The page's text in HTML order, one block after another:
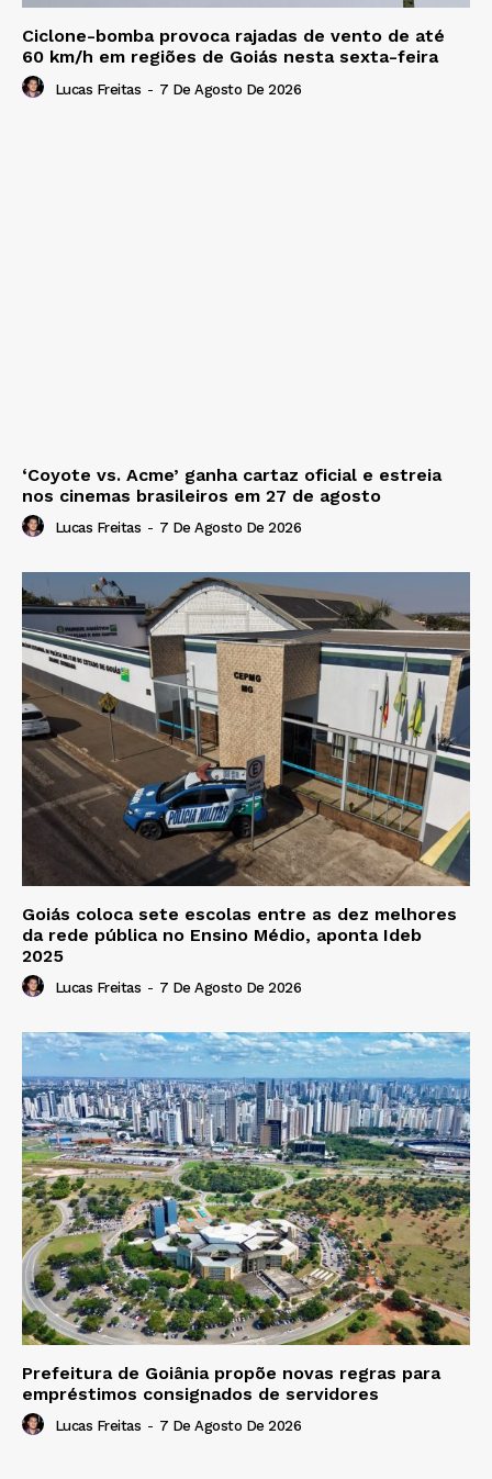
Ciclone-bomba provoca rajadas de vento de até
60 km/h em regiões de Goiás nesta sexta-feira
Lucas Freitas - 7 De Agosto De 2026
‘Coyote vs. Acme’ ganha cartaz oficial e estreia
nos cinemas brasileiros em 27 de agosto
Lucas Freitas - 7 De Agosto De 2026
Goiás coloca sete escolas entre as dez melhores
da rede pública no Ensino Médio, aponta Ideb
2025
Lucas Freitas - 7 De Agosto De 2026
Prefeitura de Goiânia propõe novas regras para
empréstimos consignados de servidores
Lucas Freitas - 7 De Agosto De 2026